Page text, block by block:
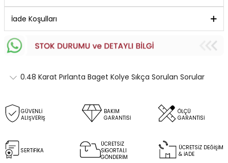
İade Koşulları
0.48 Karat Pırlanta Baget Kolye Sıkça Sorulan Sorular
GÜVENLİ
ALIŞVERİŞ
BAKIM
GARANTİSİ
ÖLÇÜ
GARANTİSİ
SERTİFİKA
ÜCRETSİZ
SİGORTALI
GÖNDERİM
ÜCRETSİZ DEĞİŞİM
& İADE